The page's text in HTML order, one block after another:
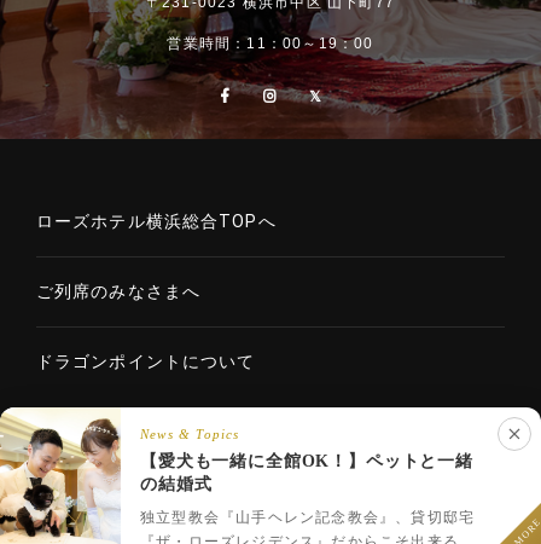
営業時間：11：00～19：00
ローズホテル横浜総合TOPへ
ご列席のみなさまへ
ドラゴンポイントについて
Copyright © 2020 ROSE HOTELS INTERNATIONAL Co., Ltd. All
フェア予約 プラン一覧 LINEで相談
News & Topics
【愛犬も一緒に全館OK！】ペットと一緒
の結婚式
独立型教会『山手ヘレン記念教会』、貸切邸宅